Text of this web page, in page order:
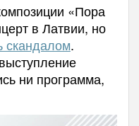
«Пора
в Латвии, но
скандалом.
ни программа,